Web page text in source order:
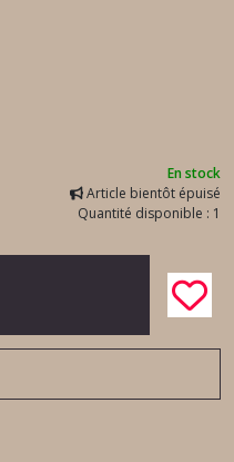
En stock
Article bientôt épuisé
Quantité disponible : 1